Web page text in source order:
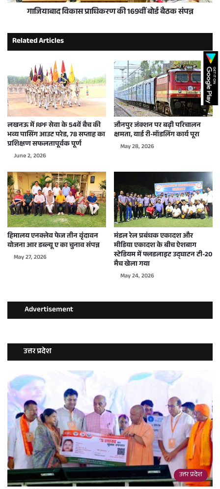
गाजियाबाद विकास प्राधिकरण की 169वीं बोर्ड बैठक संपन्न
Related Articles
लखनऊ में RPF सेवा के 54वें बैच की
भव्य पासिंग आउट परेड, 78 सप्ताह का
प्रशिक्षण सफलतापूर्वक पूर्ण
June 2, 2026
जौनपुर जंक्शन पर बढ़ी परिचालन
क्षमता, यार्ड री-मॉडलिंग कार्य पूरा
May 28, 2026
हिमालय एनक्लेव फेज तीन वृंदावन
योजना आर डब्ल्यू ए का चुनाव संपन्न
May 27, 2026
मंडल रेल प्रबंधक एकादश और
मीडिया एकादश के बीच ऐशबाग
स्टेडियम में फ्लडलाइट उद्घाटन टी-20
मैच खेला गया
May 24, 2026
Advertisement
उत्तर प्रदेश
उत्तर प्रदेश